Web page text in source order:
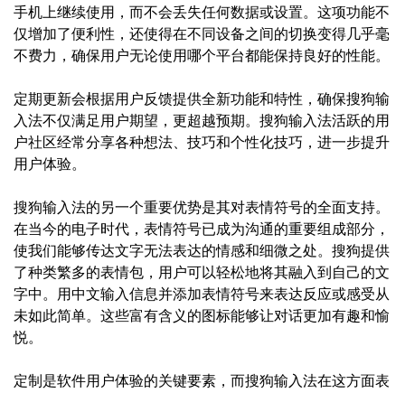
手机上继续使用，而不会丢失任何数据或设置。这项功能不
仅增加了便利性，还使得在不同设备之间的切换变得几乎毫
不费力，确保用户无论使用哪个平台都能保持良好的性能。
定期更新会根据用户反馈提供全新功能和特性，确保搜狗输
入法不仅满足用户期望，更超越预期。搜狗输入法活跃的用
户社区经常分享各种想法、技巧和个性化技巧，进一步提升
用户体验。
搜狗输入法的另一个重要优势是其对表情符号的全面支持。
在当今的电子时代，表情符号已成为沟通的重要组成部分，
使我们能够传达文字无法表达的情感和细微之处。搜狗提供
了种类繁多的表情包，用户可以轻松地将其融入到自己的文
字中。用中文输入信息并添加表情符号来表达反应或感受从
未如此简单。这些富有含义的图标能够让对话更加有趣和愉
悦。
定制是软件用户体验的关键要素，而搜狗输入法在这方面表